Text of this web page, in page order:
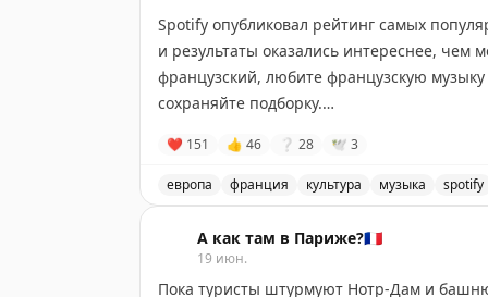
Spotify опубликовал рейтинг самых
и результаты оказались интереснее,
французский, любите французскую
сохраняйте подборку.
На первом месте оказался бельгиец
Arcane. Её прослушали более 550 млн раз.
На втором месте красивая и меланхоличная
Уотсона. Песня вышла много лет назад,
❤ 151 👍 46 ❔ 28 🕊 3
европа франция культура музыка spotify
А как там в Париже?🇫🇷
19 июн.
Пока туристы штурмуют Нотр-Дам и